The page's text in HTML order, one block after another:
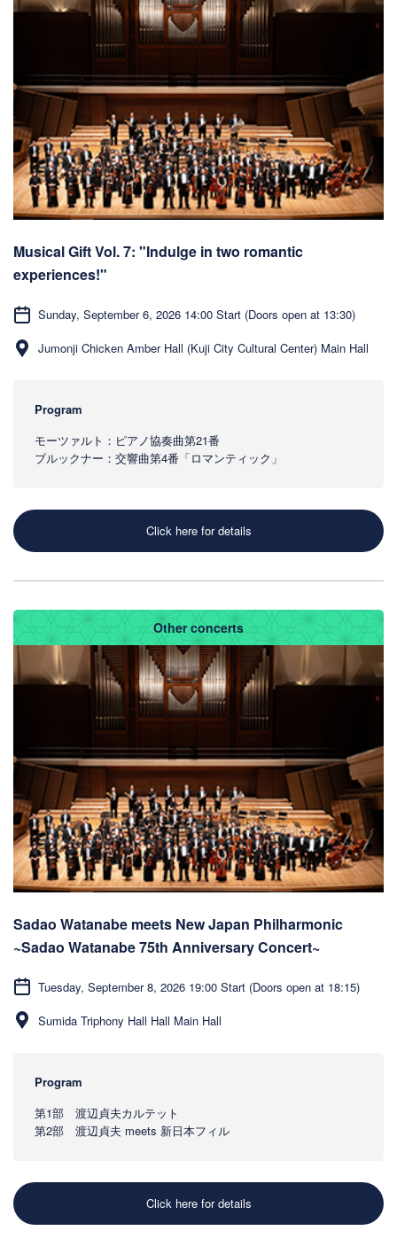
Musical Gift Vol. 7: "Indulge in two romantic
experiences!"
Sunday, September 6, 2026 14:00 Start (Doors open at 13:30)
Jumonji Chicken Amber Hall (Kuji City Cultural Center) Main Hall
Program
モーツァルト：ピアノ協奏曲第21番
ブルックナー：交響曲第4番「ロマンティック」
Click here for details
Other concerts
Sadao Watanabe meets New Japan Philharmonic
~Sadao Watanabe 75th Anniversary Concert~
Tuesday, September 8, 2026 19:00 Start (Doors open at 18:15)
Sumida Triphony Hall Hall Main Hall
Program
第1部 渡辺貞夫カルテット
第2部 渡辺貞夫 meets 新日本フィル
Click here for details